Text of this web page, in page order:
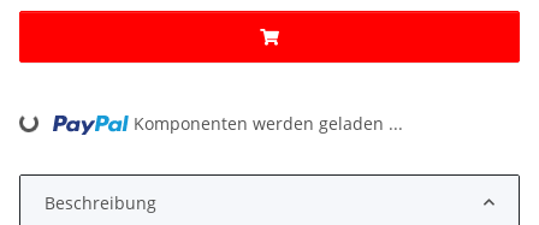
Loading... Komponenten werden geladen ...
Beschreibung